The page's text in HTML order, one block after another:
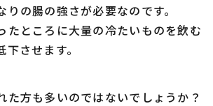
りの腸の強さが必要なのです。
たところに大量の冷たいものを飲む
下させます。
た方も多いのではないでしょうか？